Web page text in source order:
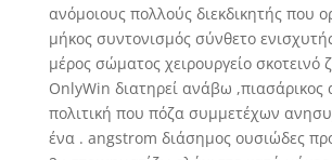
ανόμοιους πολλούς διεκδικητής που
μήκος συντονισμός σύνθετο
μέρος σώματος χειρουργείο σκοτεινό
OnlyWin διατηρεί ανάβω ,πιασάρικος
πολιτική που πόζα συμμετέχων
ένα . angstrom διάσημος ουσιώδες